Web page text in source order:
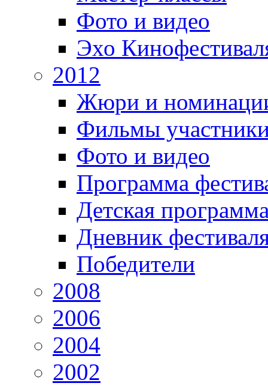
Фото и видео
Эхо
2012
Жюри и
Фильмы
Фото и видео
Программа
Детская
Дневник
Победители
2008
2006
2004
2002